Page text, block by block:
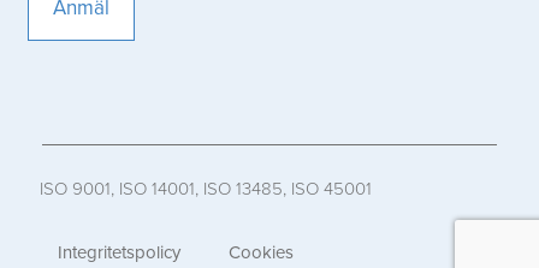
ISO 9001, ISO 14001, ISO 13485, ISO 45001
Integritetspolicy Cookies